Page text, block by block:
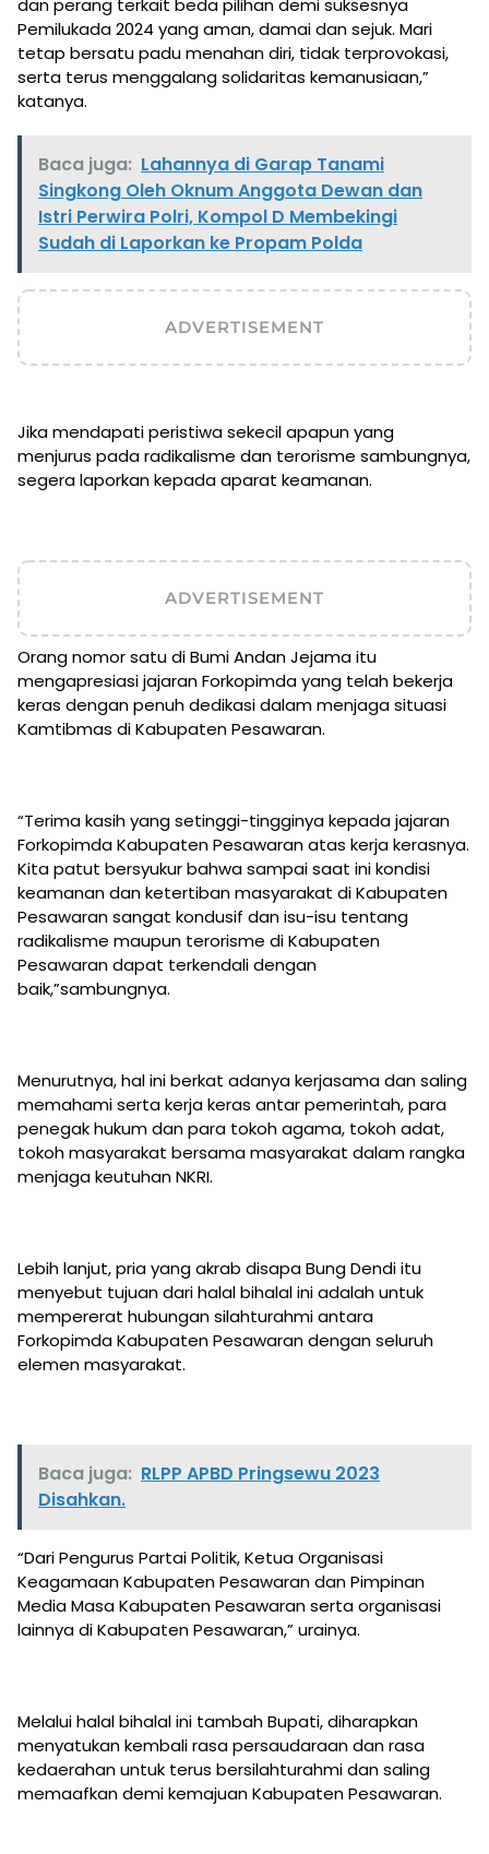
dan perang terkait beda pilihan demi suksesnya
Pemilukada 2024 yang aman, damai dan sejuk. Mari
tetap bersatu padu menahan diri, tidak terprovokasi,
serta terus menggalang solidaritas kemanusiaan,”
katanya.
Baca juga: Lahannya di Garap Tanami
Singkong Oleh Oknum Anggota Dewan dan
Istri Perwira Polri, Kompol D Membekingi
Sudah di Laporkan ke Propam Polda
ADVERTISEMENT
Jika mendapati peristiwa sekecil apapun yang
menjurus pada radikalisme dan terorisme sambungnya,
segera laporkan kepada aparat keamanan.
ADVERTISEMENT
Orang nomor satu di Bumi Andan Jejama itu
mengapresiasi jajaran Forkopimda yang telah bekerja
keras dengan penuh dedikasi dalam menjaga situasi
Kamtibmas di Kabupaten Pesawaran.
“Terima kasih yang setinggi-tingginya kepada jajaran
Forkopimda Kabupaten Pesawaran atas kerja kerasnya.
Kita patut bersyukur bahwa sampai saat ini kondisi
keamanan dan ketertiban masyarakat di Kabupaten
Pesawaran sangat kondusif dan isu-isu tentang
radikalisme maupun terorisme di Kabupaten
Pesawaran dapat terkendali dengan
baik,”sambungnya.
Menurutnya, hal ini berkat adanya kerjasama dan saling
memahami serta kerja keras antar pemerintah, para
penegak hukum dan para tokoh agama, tokoh adat,
tokoh masyarakat bersama masyarakat dalam rangka
menjaga keutuhan NKRI.
Lebih lanjut, pria yang akrab disapa Bung Dendi itu
menyebut tujuan dari halal bihalal ini adalah untuk
mempererat hubungan silahturahmi antara
Forkopimda Kabupaten Pesawaran dengan seluruh
elemen masyarakat.
Baca juga: RLPP APBD Pringsewu 2023
Disahkan.
“Dari Pengurus Partai Politik, Ketua Organisasi
Keagamaan Kabupaten Pesawaran dan Pimpinan
Media Masa Kabupaten Pesawaran serta organisasi
lainnya di Kabupaten Pesawaran,” urainya.
Melalui halal bihalal ini tambah Bupati, diharapkan
menyatukan kembali rasa persaudaraan dan rasa
kedaerahan untuk terus bersilahturahmi dan saling
memaafkan demi kemajuan Kabupaten Pesawaran.